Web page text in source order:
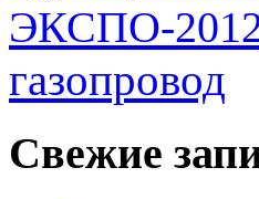
ЭКСПО-
газопровод
Свежие